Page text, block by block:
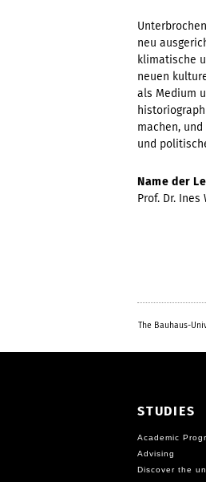
neu
klimatische
neuen
als Medium
machen,
und
Name der
Prof. Dr.
The Bauhaus-
STUDIES
Academic
Advising
Discover the